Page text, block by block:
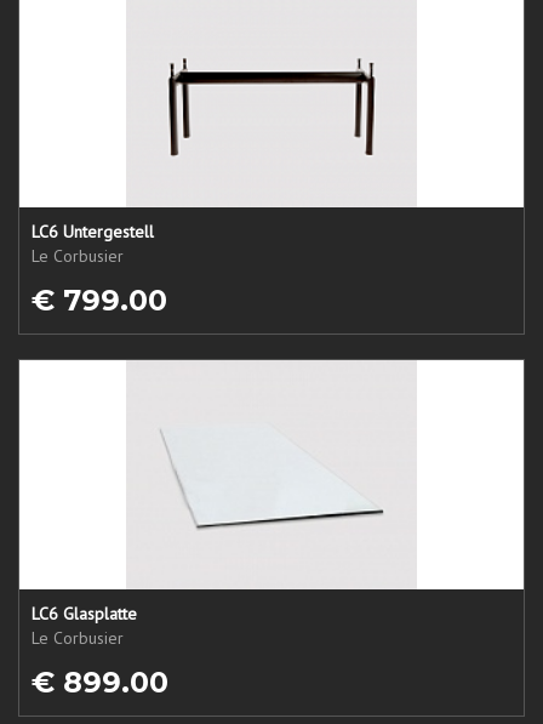
LC6 Untergestell
Le Corbusier
€ 799.00
LC6 Glasplatte
Le Corbusier
€ 899.00